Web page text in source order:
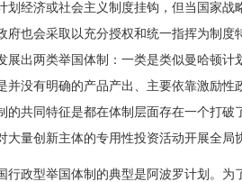
划经济或社会主义制度挂钩，但当国家
府也会采取以充分授权和统一指挥为制
展出两类举国体制：一类是类似曼哈顿
并没有明确的产品产出、主要依靠激励
的共同特征是都在体制层面存在一个打
大量创新主体的专用性投资活动开展全局
行政型举国体制的典型是阿波罗计划。为